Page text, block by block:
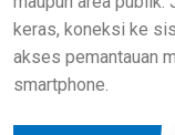
keras, koneksi ke
akses pemantauan
smartphone.